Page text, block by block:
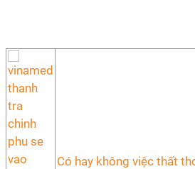
Có hay không việc thất